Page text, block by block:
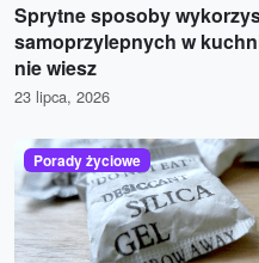
Sprytne sposoby
samoprzylepnych w
nie wiesz
23 lipca, 2026
Porady życiowe